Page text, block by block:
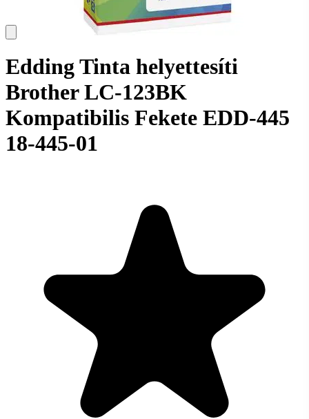
Edding Tinta helyettesíti
Brother LC-123BK
Kompatibilis Fekete EDD-445
18-445-01